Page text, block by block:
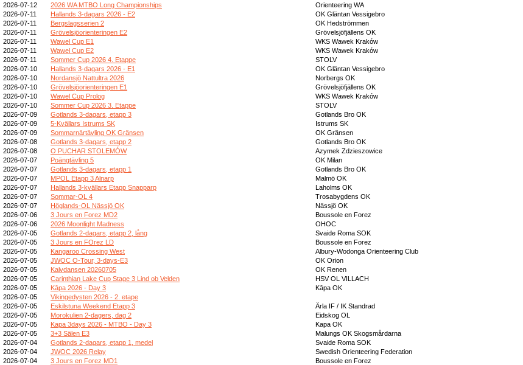
2026-07-12
2026 WA MTBO Long Championships
Orienteering WA
2026-07-11
Hallands 3-dagars 2026 - E2
OK Gläntan Vessigebro
2026-07-11
Bergslagsserien 2
OK Hedströmmen
2026-07-11
Grövelsjöorienteringen E2
Grövelsjöfjällens OK
2026-07-11
Wawel Cup E1
WKS Wawek Kraków
2026-07-11
Wawel Cup E2
WKS Wawek Kraków
2026-07-11
Sommer Cup 2026 4. Etappe
STOLV
2026-07-10
Hallands 3-dagars 2026 - E1
OK Gläntan Vessigebro
2026-07-10
Nordansjö Nattultra 2026
Norbergs OK
2026-07-10
Grövelsjöorienteringen E1
Grövelsjöfjällens OK
2026-07-10
Wawel Cup Prolog
WKS Wawek Kraków
2026-07-10
Sommer Cup 2026 3. Etappe
STOLV
2026-07-09
Gotlands 3-dagars, etapp 3
Gotlands Bro OK
2026-07-09
5-Kvällars Istrums SK
Istrums SK
2026-07-09
Sommarnärtävling OK Gränsen
OK Gränsen
2026-07-08
Gotlands 3-dagars, etapp 2
Gotlands Bro OK
2026-07-08
O PUCHAR STOLEMÓW
Azymek Zdzieszowice
2026-07-07
Poängtävling 5
OK Milan
2026-07-07
Gotlands 3-dagars, etapp 1
Gotlands Bro OK
2026-07-07
MPOL Etapp 3 Alnarp
Malmö OK
2026-07-07
Hallands 3-kvällars Etapp Snapparp
Laholms OK
2026-07-07
Sommar-OL 4
Trosabygdens OK
2026-07-07
Höglands-OL Nässjö OK
Nässjö OK
2026-07-06
3 Jours en Forez MD2
Boussole en Forez
2026-07-06
2026 Moonlight Madness
OHOC
2026-07-05
Gotlands 2-dagars, etapp 2, lång
Svaide Roma SOK
2026-07-05
3 Jours en FOrez LD
Boussole en Forez
2026-07-05
Kangaroo Crossing West
Albury-Wodonga Orienteering Club
2026-07-05
JWOC O-Tour, 3-days-E3
OK Orion
2026-07-05
Kalvdansen 20260705
OK Renen
2026-07-05
Carinthian Lake Cup Stage 3 Lind ob Velden
HSV OL VILLACH
2026-07-05
Kāpa 2026 - Day 3
Kāpa OK
2026-07-05
Vikingedysten 2026 - 2. etape
2026-07-05
Eskilstuna Weekend Etapp 3
Ärla IF / IK Standrad
2026-07-05
Morokulien 2-dagers, dag 2
Eidskog OL
2026-07-05
Kapa 3days 2026 - MTBO - Day 3
Kapa OK
2026-07-05
3+3 Sälen E3
Malungs OK Skogsmårdarna
2026-07-04
Gotlands 2-dagars, etapp 1, medel
Svaide Roma SOK
2026-07-04
JWOC 2026 Relay
Swedish Orienteering Federation
2026-07-04
3 Jours en Forez MD1
Boussole en Forez